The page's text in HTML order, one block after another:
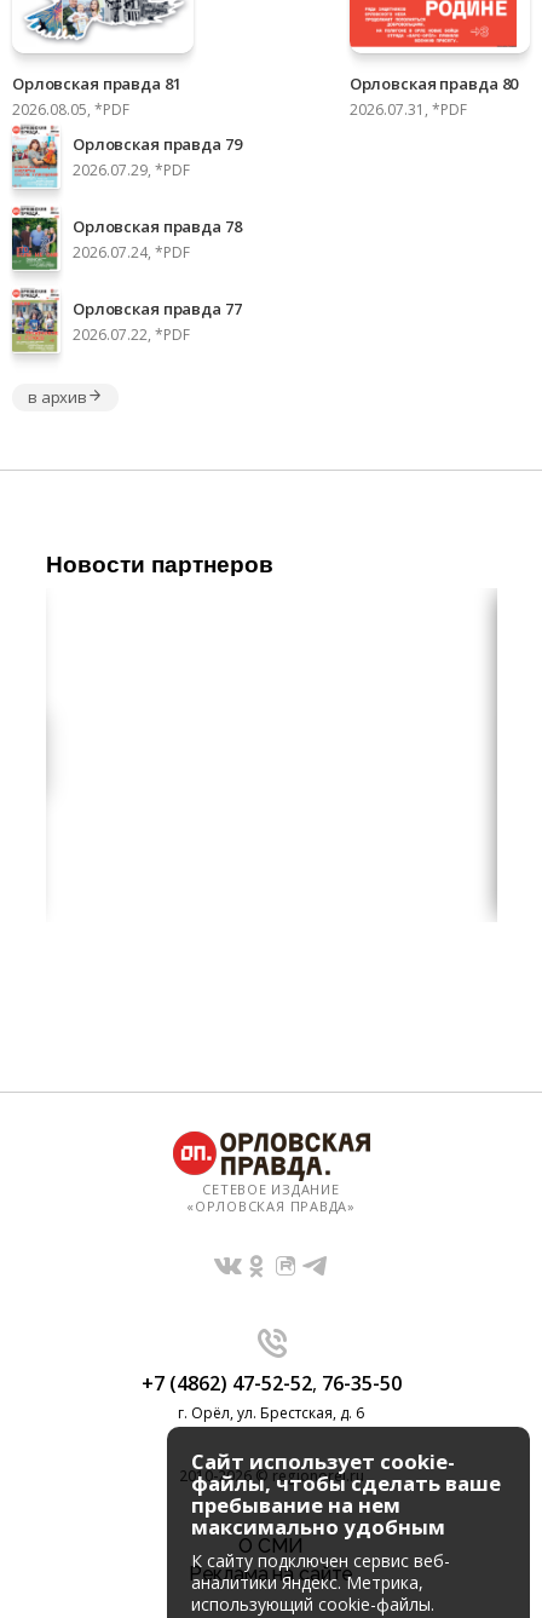
Орловская правда 81
2026.08.05, *PDF
Орловская правда 80
2026.07.31, *PDF
Орловская правда 79
2026.07.29, *PDF
Орловская правда 78
2026.07.24, *PDF
Орловская правда 77
2026.07.22, *PDF
в архив
Новости партнеров
СЕТЕВОЕ ИЗДАНИЕ
«ОРЛОВСКАЯ ПРАВДА»
+7 (4862) 47-52-52, 76-35-50
г. Орёл, ул. Брестская, д. 6
2010-2026 © regionorel.ru
О СМИ
Реклама на сайте
Сайт использует cookie-
файлы, чтобы сделать ваше
пребывание на нем
максимально удобным
К cайту подключен сервис веб-
аналитики Яндекс. Метрика,
использующий cookie-файлы.